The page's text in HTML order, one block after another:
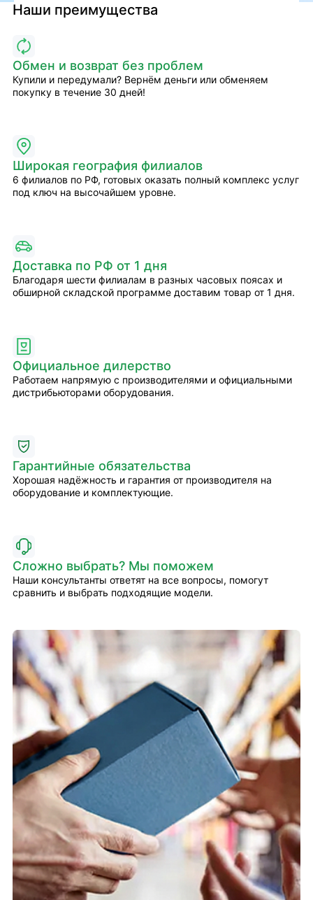
Наши преимущества
Обмен и возврат без проблем
Купили и передумали? Вернём деньги или обменяем
покупку в течение 30 дней!
Широкая география филиалов
6 филиалов по РФ, готовых оказать полный комплекс услуг
под ключ на высочайшем уровне.
Доставка по РФ от 1 дня
Благодаря шести филиалам в разных часовых поясах и
обширной складской программе доставим товар от 1 дня.
Официальное дилерство
Работаем напрямую с производителями и официальными
дистрибьюторами оборудования.
Гарантийные обязательства
Хорошая надёжность и гарантия от производителя на
оборудование и комплектующие.
Сложно выбрать? Мы поможем
Наши консультанты ответят на все вопросы, помогут
сравнить и выбрать подходящие модели.